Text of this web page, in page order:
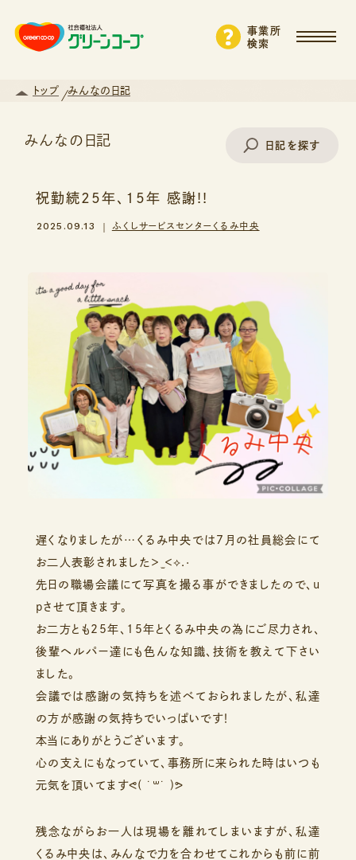
事業所
検索
トップ みんなの日記
みんなの日記 日記を探す
支援・サービスから探す
祝勤続25年、15年 感謝!!
2025.09.13 ふくしサービスセンターくるみ中央
遅くなりましたが…くるみ中央では7月の社員総会にて
お二人表彰されました＞ ̫＜⟡.·
先日の職場会議にて写真を撮る事ができましたので、u
pさせて頂きます。
お二方とも25年、15年とくるみ中央の為にご尽力され、
後輩ヘルパー達にも色んな知識、技術を教えて下さい
ました。
会議では感謝の気持ちを述べておられましたが、私達
の方が感謝の気持ちでいっぱいです！
本当にありがとうございます。
心の支えにもなっていて、事務所に来られた時はいつも
元気を頂いてますᕙ( ˙꒳​˙ )ᕗ
残念ながらお一人は現場を離れてしまいますが、私達
くるみ中央は、みんなで力を合わせてこれからも前に前